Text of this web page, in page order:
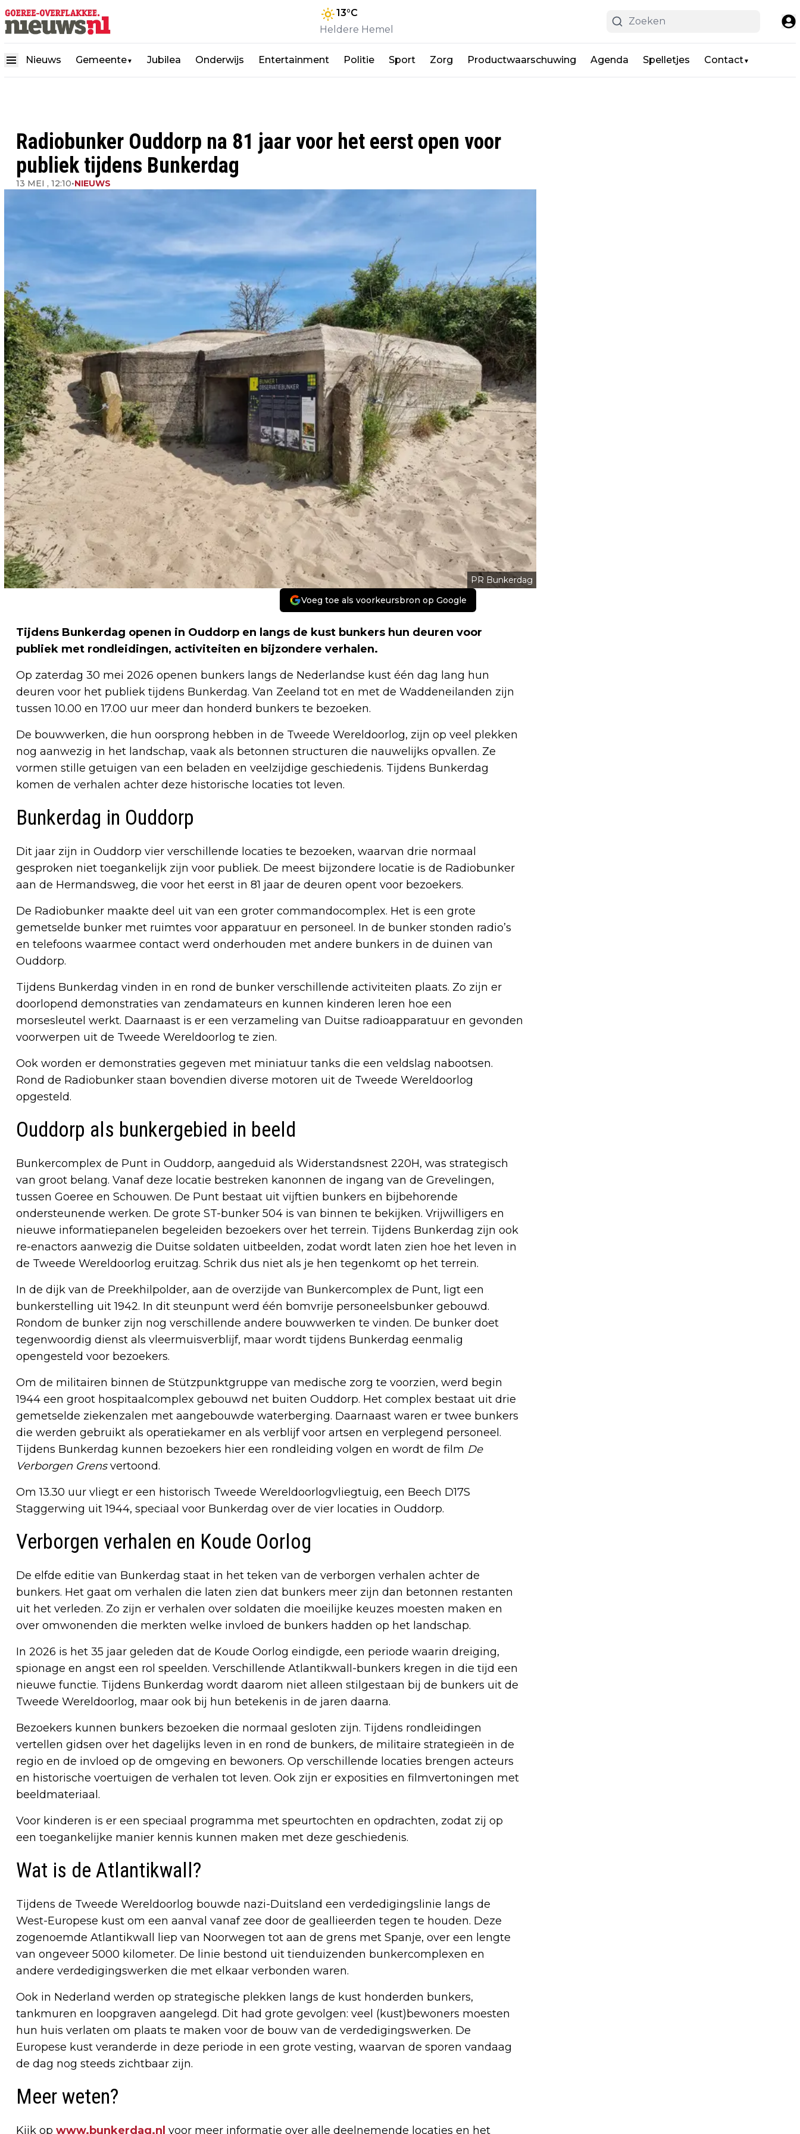
13°C
Heldere Hemel
Nieuws Gemeente▼ Jubilea Onderwijs Entertainment Politie Sport Zorg Productwaarschuwing Agenda Spelletjes Contact▼
Radiobunker Ouddorp na 81 jaar voor het eerst open voor
publiek tijdens Bunkerdag
13 MEI , 12:10•NIEUWS
PR Bunkerdag
Voeg toe als voorkeursbron op Google
Tijdens Bunkerdag openen in Ouddorp en langs de kust bunkers hun deuren voor
publiek met rondleidingen, activiteiten en bijzondere verhalen.
Op zaterdag 30 mei 2026 openen bunkers langs de Nederlandse kust één dag lang hun
deuren voor het publiek tijdens Bunkerdag. Van Zeeland tot en met de Waddeneilanden zijn
tussen 10.00 en 17.00 uur meer dan honderd bunkers te bezoeken.
De bouwwerken, die hun oorsprong hebben in de Tweede Wereldoorlog, zijn op veel plekken
nog aanwezig in het landschap, vaak als betonnen structuren die nauwelijks opvallen. Ze
vormen stille getuigen van een beladen en veelzijdige geschiedenis. Tijdens Bunkerdag
komen de verhalen achter deze historische locaties tot leven.
Bunkerdag in Ouddorp
Dit jaar zijn in Ouddorp vier verschillende locaties te bezoeken, waarvan drie normaal
gesproken niet toegankelijk zijn voor publiek. De meest bijzondere locatie is de Radiobunker
aan de Hermandsweg, die voor het eerst in 81 jaar de deuren opent voor bezoekers.
De Radiobunker maakte deel uit van een groter commandocomplex. Het is een grote
gemetselde bunker met ruimtes voor apparatuur en personeel. In de bunker stonden radio’s
en telefoons waarmee contact werd onderhouden met andere bunkers in de duinen van
Ouddorp.
Tijdens Bunkerdag vinden in en rond de bunker verschillende activiteiten plaats. Zo zijn er
doorlopend demonstraties van zendamateurs en kunnen kinderen leren hoe een
morsesleutel werkt. Daarnaast is er een verzameling van Duitse radioapparatuur en gevonden
voorwerpen uit de Tweede Wereldoorlog te zien.
Ook worden er demonstraties gegeven met miniatuur tanks die een veldslag nabootsen.
Rond de Radiobunker staan bovendien diverse motoren uit de Tweede Wereldoorlog
opgesteld.
Ouddorp als bunkergebied in beeld
Bunkercomplex de Punt in Ouddorp, aangeduid als Widerstandsnest 220H, was strategisch
van groot belang. Vanaf deze locatie bestreken kanonnen de ingang van de Grevelingen,
tussen Goeree en Schouwen. De Punt bestaat uit vijftien bunkers en bijbehorende
ondersteunende werken. De grote ST-bunker 504 is van binnen te bekijken. Vrijwilligers en
nieuwe informatiepanelen begeleiden bezoekers over het terrein. Tijdens Bunkerdag zijn ook
re-enactors aanwezig die Duitse soldaten uitbeelden, zodat wordt laten zien hoe het leven in
de Tweede Wereldoorlog eruitzag. Schrik dus niet als je hen tegenkomt op het terrein.
In de dijk van de Preekhilpolder, aan de overzijde van Bunkercomplex de Punt, ligt een
bunkerstelling uit 1942. In dit steunpunt werd één bomvrije personeelsbunker gebouwd.
Rondom de bunker zijn nog verschillende andere bouwwerken te vinden. De bunker doet
tegenwoordig dienst als vleermuisverblijf, maar wordt tijdens Bunkerdag eenmalig
opengesteld voor bezoekers.
Om de militairen binnen de Stützpunktgruppe van medische zorg te voorzien, werd begin
1944 een groot hospitaalcomplex gebouwd net buiten Ouddorp. Het complex bestaat uit drie
gemetselde ziekenzalen met aangebouwde waterberging. Daarnaast waren er twee bunkers
die werden gebruikt als operatiekamer en als verblijf voor artsen en verplegend personeel.
Tijdens Bunkerdag kunnen bezoekers hier een rondleiding volgen en wordt de film De
Verborgen Grensvertoond.
Om 13.30 uur vliegt er een historisch Tweede Wereldoorlogvliegtuig, een Beech D17S
Staggerwing uit 1944, speciaal voor Bunkerdag over de vier locaties in Ouddorp.
Verborgen verhalen en Koude Oorlog
De elfde editie van Bunkerdag staat in het teken van de verborgen verhalen achter de
bunkers. Het gaat om verhalen die laten zien dat bunkers meer zijn dan betonnen restanten
uit het verleden. Zo zijn er verhalen over soldaten die moeilijke keuzes moesten maken en
over omwonenden die merkten welke invloed de bunkers hadden op het landschap.
In 2026 is het 35 jaar geleden dat de Koude Oorlog eindigde, een periode waarin dreiging,
spionage en angst een rol speelden. Verschillende Atlantikwall-bunkers kregen in die tijd een
nieuwe functie. Tijdens Bunkerdag wordt daarom niet alleen stilgestaan bij de bunkers uit de
Tweede Wereldoorlog, maar ook bij hun betekenis in de jaren daarna.
Bezoekers kunnen bunkers bezoeken die normaal gesloten zijn. Tijdens rondleidingen
vertellen gidsen over het dagelijks leven in en rond de bunkers, de militaire strategieën in de
regio en de invloed op de omgeving en bewoners. Op verschillende locaties brengen acteurs
en historische voertuigen de verhalen tot leven. Ook zijn er exposities en filmvertoningen met
beeldmateriaal.
Voor kinderen is er een speciaal programma met speurtochten en opdrachten, zodat zij op
een toegankelijke manier kennis kunnen maken met deze geschiedenis.
Wat is de Atlantikwall?
Tijdens de Tweede Wereldoorlog bouwde nazi-Duitsland een verdedigingslinie langs de
West-Europese kust om een aanval vanaf zee door de geallieerden tegen te houden. Deze
zogenoemde Atlantikwall liep van Noorwegen tot aan de grens met Spanje, over een lengte
van ongeveer 5000 kilometer. De linie bestond uit tienduizenden bunkercomplexen en
andere verdedigingswerken die met elkaar verbonden waren.
Ook in Nederland werden op strategische plekken langs de kust honderden bunkers,
tankmuren en loopgraven aangelegd. Dit had grote gevolgen: veel (kust)bewoners moesten
hun huis verlaten om plaats te maken voor de bouw van de verdedigingswerken. De
Europese kust veranderde in deze periode in een grote vesting, waarvan de sporen vandaag
de dag nog steeds zichtbaar zijn.
Meer weten?
Kijk op www.bunkerdag.nl voor meer informatie over alle deelnemende locaties en het